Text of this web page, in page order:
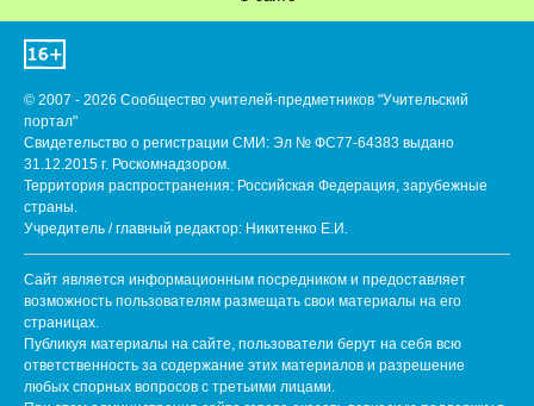
© 2007 - 2026 Сообщество учителей-предметников "Учительский
портал"
Свидетельство о регистрации СМИ: Эл № ФС77-64383 выдано
31.12.2015 г. Роскомнадзором.
Территория распространения: Российская Федерация, зарубежные
страны.
Учредитель / главный редактор: Никитенко Е.И.
Сайт является информационным посредником и предоставляет
возможность пользователям размещать свои материалы на его
страницах.
Публикуя материалы на сайте, пользователи берут на себя всю
ответственность за содержание этих материалов и разрешение
любых спорных вопросов с третьими лицами.